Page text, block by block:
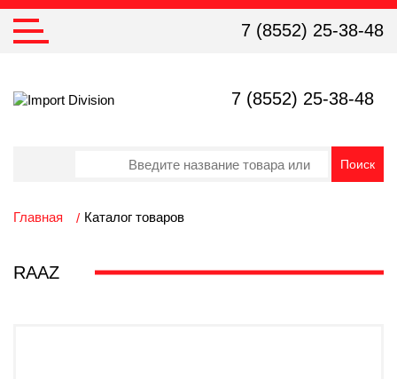
7 (8552) 25-38-48
7 (8552) 25-38-48
Главная Каталог товаров
RAAZ